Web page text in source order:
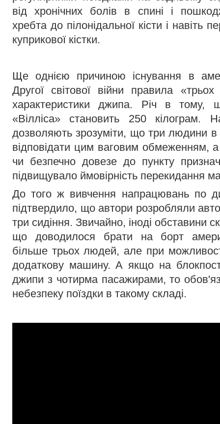
від хронічних болів в спині і
хребта до пілонідальної кісти і навіть
куприкової кістки.
Ще однією причиною існування в
Другої світової війни правила «трьох
характеристики джипа. Річ в тому,
«Вілліса» становить 250 кілограм.
дозволяють зрозуміти, що три людини
відповідати цим ваговим обмеженням,
чи безпечно довезе до пункту
підвищувало ймовірність перекидання
До того ж вивчення напрацювань по
підтвердило, що автори розробляли
три сидіння. Звичайно, іноді обставини
що доводилося брати на борт
більше трьох людей, але при
додаткову машину. А якщо на
джипи з чотирма пасажирами, то
небезпеку поїздки в такому складі.